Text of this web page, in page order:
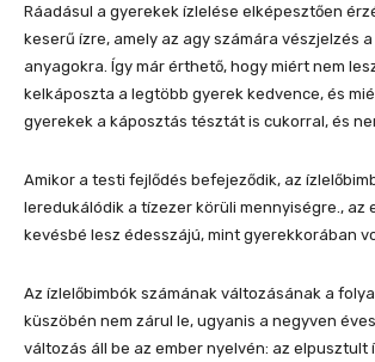
Ráadásul a gyerekek ízlelése elképesztően
keserű ízre, amely az agy számára vészjelzés
anyagokra. Így már érthető, hogy miért nem
kelkáposzta a legtöbb gyerek kedvence, és
gyerekek a káposztás tésztát is cukorral, és
Amikor a testi fejlődés befejeződik, az
leredukálódik a tízezer körüli mennyiségre., az
kevésbé lesz édesszájú, mint gyerekkorában
Az ízlelőbimbók számának változásának a
küszöbén nem zárul le, ugyanis a negyven
változás áll be az ember nyelvén: az elpusztult